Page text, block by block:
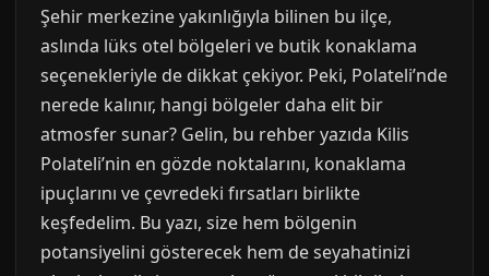
Şehir merkezine yakınlığıyla bilinen bu ilçe,
aslında lüks otel bölgeleri ve butik konaklama
seçenekleriyle de dikkat çekiyor. Peki, Polateli’nde
nerede kalınır, hangi bölgeler daha elit bir
atmosfer sunar? Gelin, bu rehber yazıda Kilis
Polateli’nin en gözde noktalarını, konaklama
ipuçlarını ve çevredeki fırsatları birlikte
keşfedelim. Bu yazı, size hem bölgenin
potansiyelini gösterecek hem de seyahatinizi